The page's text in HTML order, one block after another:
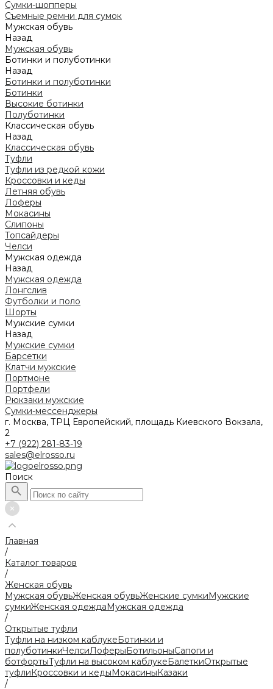
Сумки-шопперы
Съемные ремни для сумок
Мужская обувь
Назад
Мужская обувь
Ботинки и полуботинки
Назад
Ботинки и полуботинки
Ботинки
Высокие ботинки
Полуботинки
Классическая обувь
Назад
Классическая обувь
Туфли
Туфли из редкой кожи
Кроссовки и кеды
Летняя обувь
Лоферы
Мокасины
Слипоны
Топсайдеры
Челси
Мужская одежда
Назад
Мужская одежда
Лонгслив
Футболки и поло
Шорты
Мужские сумки
Назад
Мужские сумки
Барсетки
Клатчи мужские
Портмоне
Портфели
Рюкзаки мужские
Сумки-мессенджеры
г. Москва, ТРЦ Европейский, площадь Киевского Вокзала,
2
+7 (922) 281-83-19
sales@elrosso.ru
Поиск
Главная
/
Каталог товаров
/
Женская обувь
Мужская обувьЖенская обувьЖенские сумкиМужские
сумкиЖенская одеждаМужская одежда
/
Открытые туфли
Туфли на низком каблукеБотинки и
полуботинкиЧелсиЛоферыБотильоныСапоги и
ботфортыТуфли на высоком каблукеБалеткиОткрытые
туфлиКроссовки и кедыМокасиныКазаки
/